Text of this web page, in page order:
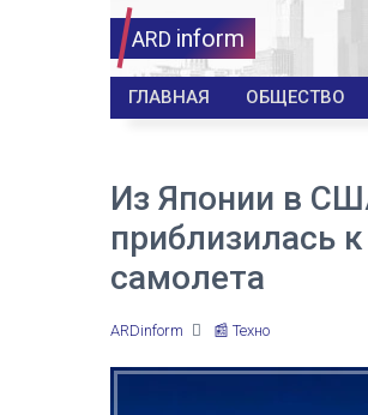
ARD inform
ГЛАВНАЯ ОБЩЕСТВО
Из Японии в
приблизилась
самолета
ARDinform 📰 Техно